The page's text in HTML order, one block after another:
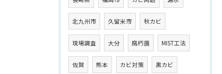
北九州市 久留米市 秋カビ
現場調査 大分 腐朽菌 MIST工法
佐賀 熊本 カビ対策 黒カビ